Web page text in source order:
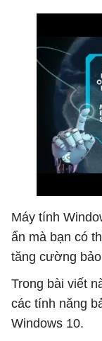
Máy tính
ẩn mà bạn có
tăng cường
Trong bài viết
các tính năng
Windows 10.